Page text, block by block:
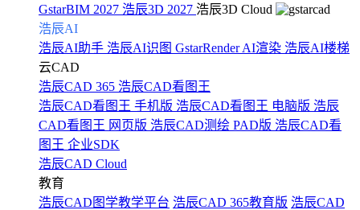
GstarBIM 2027 浩辰3D 2027 浩辰3D Cloud
浩辰AI
浩辰AI助手 浩辰AI识图 GstarRender AI渲染 浩辰AI楼梯
云CAD
浩辰CAD 365 浩辰CAD看图王
浩辰CAD看图王 手机版 浩辰CAD看图王 电脑版 浩辰
CAD看图王 网页版 浩辰CAD测绘 PAD版 浩辰CAD看
图王 企业SDK
浩辰CAD Cloud
教育
浩辰CAD图学教学平台 浩辰CAD 365教育版 浩辰CAD